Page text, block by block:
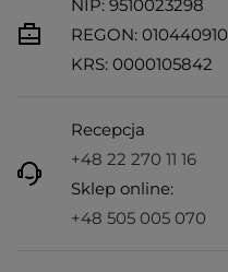
NIP: 9510023298
REGON: 010440910
KRS: 0000105842
Recepcja
+48 22 270 11 16
Sklep online:
+48 505 005 070